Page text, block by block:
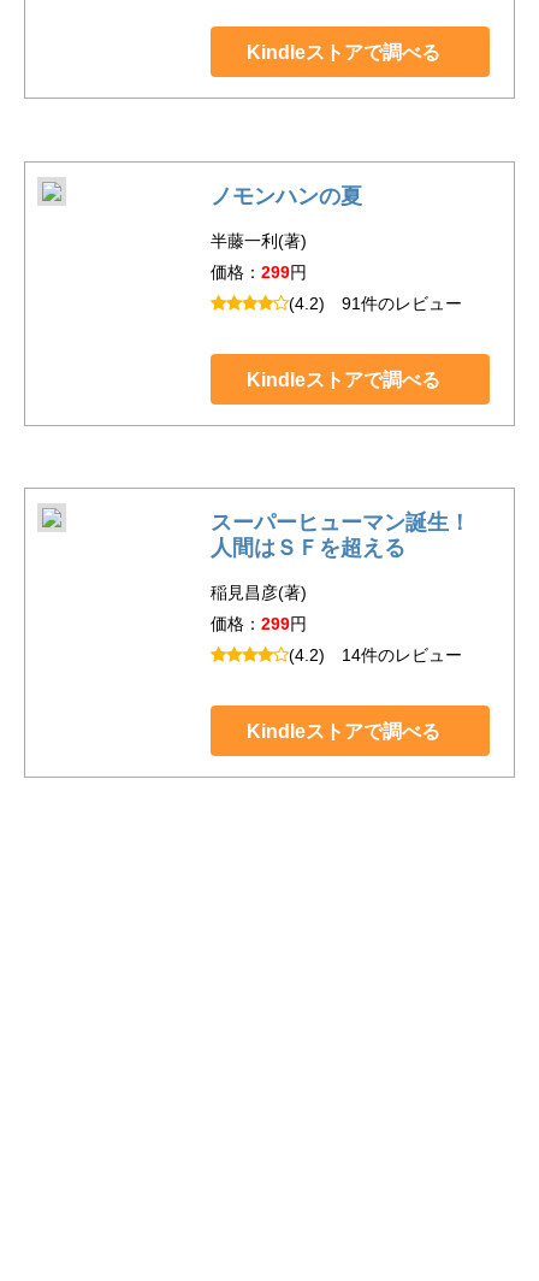
Kindleストアで調べる
ノモンハンの夏
半藤一利(著)
価格： 299円
(4.2) 91件のレビュー
Kindleストアで調べる
スーパーヒューマン誕生！
人間はＳＦを超える
稲見昌彦(著)
価格： 299円
(4.2) 14件のレビュー
Kindleストアで調べる